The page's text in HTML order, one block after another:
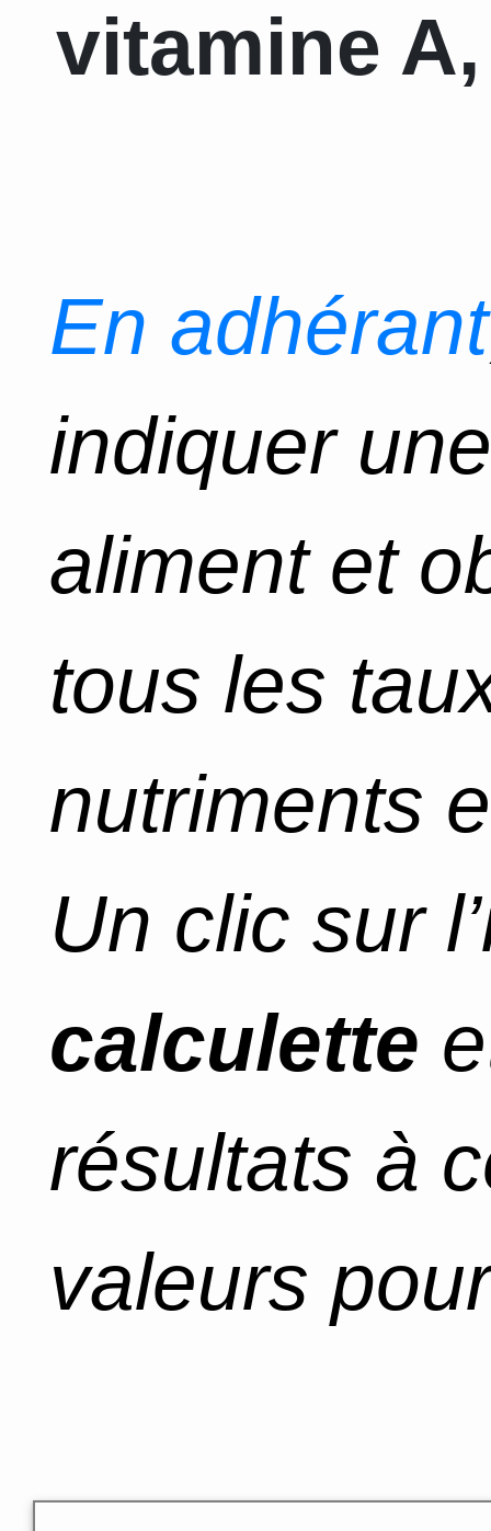
vitamine
En adhérant
indiquer
aliment et
tous les
nutriments
Un clic sur
calculette
résultats à
valeurs